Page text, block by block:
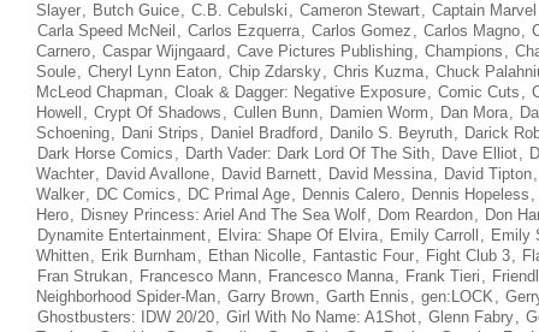
Slayer, Butch Guice, C.B. Cebulski , Cameron Stewart, Captain Marvel
Carla Speed McNeil , Carlos Ezquerra, Carlos Gomez , Carlos Magno,
Carnero, Caspar Wijngaard , Cave Pictures Publishing, Champions ,
Soule, Cheryl Lynn Eaton, Chip Zdarsky, Chris Kuzma, Chuck
McLeod Chapman, Cloak & Dagger: Negative Exposure, Comic Cuts ,
Howell , Crypt Of Shadows , Cullen Bunn, Damien Worm , Dan Mora,
Schoening, Dani Strips , Daniel Bradford , Danilo S. Beyruth, Darick
Dark Horse Comics , Darth Vader: Dark Lord Of The Sith, Dave Elliot,
Wachter, David Avallone, David Barnett, David Messina, David Tipton
Walker, DC Comics , DC Primal Age, Dennis Calero, Dennis Hopeless ,
Hero, Disney Princess: Ariel And The Sea Wolf, Dom Reardon, Don
Dynamite Entertainment, Elvira: Shape Of Elvira, Emily Carroll , Emily
Whitten, Erik Burnham , Ethan Nicolle, Fantastic Four, Fight Club 3,
Fran Strukan, Francesco Mann, Francesco Manna, Frank Tieri ,
Neighborhood Spider-Man, Garry Brown, Garth Ennis , gen:LOCK,
Ghostbusters: IDW 20/20, Girl With No Name: A1Shot, Glenn Fabry,